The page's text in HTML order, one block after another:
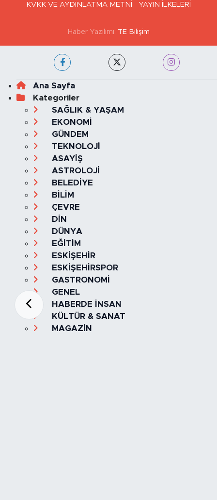
KVKK VE AYDINLATMA METNİ
YAYIN İLKELERİ
Haber Yazılımı: TE Bilişim
Ana Sayfa
Kategoriler
SAĞLIK & YAŞAM
EKONOMİ
GÜNDEM
TEKNOLOJİ
ASAYİŞ
ASTROLOJİ
BELEDİYE
BİLİM
ÇEVRE
DİN
DÜNYA
EĞİTİM
ESKİŞEHİR
ESKİŞEHİRSPOR
GASTRONOMİ
GENEL
HABERDE İNSAN
KÜLTÜR & SANAT
MAGAZİN